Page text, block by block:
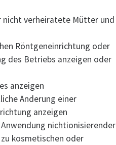
verheiratete Mütter und
Röntgeneinrichtung oder
des Betriebs anzeigen oder
anzeigen
Änderung einer
anzeigen
nichtionisierender
kosmetischen oder